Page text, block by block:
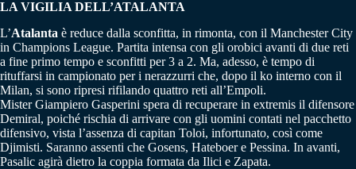
LA VIGILIA DELL’ATALANTA
L’Atalanta è reduce dalla sconfitta, in rimonta, con il Manchester City
in Champions League. Partita intensa con gli orobici avanti di due reti
a fine primo tempo e sconfitti per 3 a 2. Ma, adesso, è tempo di
rituffarsi in campionato per i nerazzurri che, dopo il ko interno con il
Milan, si sono ripresi rifilando quattro reti all’Empoli.
Mister Giampiero Gasperini spera di recuperare in extremis il difensore
Demiral, poiché rischia di arrivare con gli uomini contati nel pacchetto
difensivo, vista l’assenza di capitan Toloi, infortunato, così come
Djimisti. Saranno assenti che Gosens, Hateboer e Pessina. In avanti,
Pasalic agirà dietro la coppia formata da Ilici e Zapata.